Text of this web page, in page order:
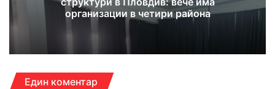
организации в четири района
Един коментар